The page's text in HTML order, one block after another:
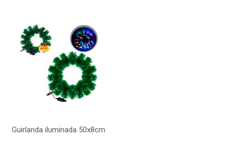
Guirlanda iluminada 50x8cm